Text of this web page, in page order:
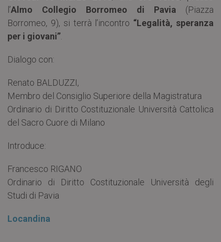
l’Almo Collegio Borromeo di Pavia (Piazza
Borromeo, 9), si terrà l’incontro “Legalità, speranza
per i giovani”
Dialogo con:
Renato BALDUZZI,
Membro del Consiglio Superiore della Magistratura
Ordinario di Diritto Costituzionale Università Cattolica
del Sacro Cuore di Milano
Introduce:
Francesco RIGANO
Ordinario di Diritto Costituzionale Università degli
Studi di Pavia
Locandina